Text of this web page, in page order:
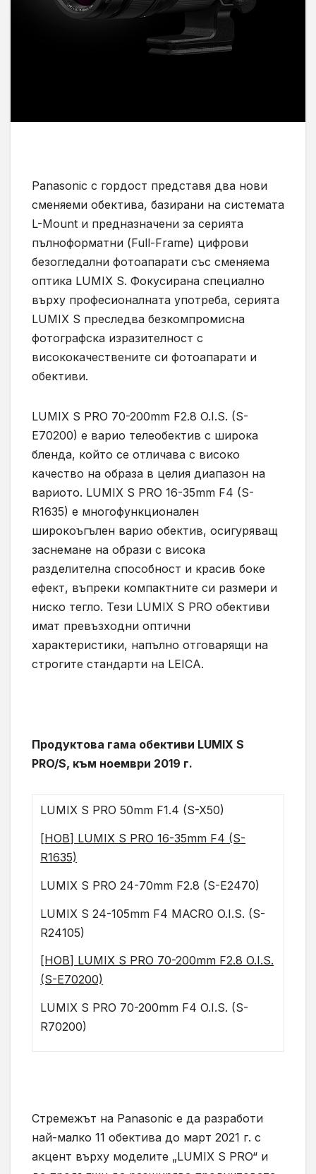
Panasonic с гордост представя два нови
сменяеми обектива, базирани на системата
L-Mount и предназначени за серията
пълноформатни (Full-Frame) цифрови
безогледални фотоапарати със сменяема
оптика LUMIX S. Фокусирана специално
върху професионалната употреба, серията
LUMIX S преследва безкомпромисна
фотографска изразителност с
висококачествените си фотоапарати и
обективи.
LUMIX S PRO 70-200mm F2.8 O.I.S. (S-
E70200) е варио телеобектив с широка
бленда, който се отличава с високо
качество на образа в целия диапазон на
вариото. LUMIX S PRO 16-35mm F4 (S-
R1635) е многофункционален
широкоъгълен варио обектив, осигуряващ
заснемане на образи с висока
разделителна способност и красив боке
ефект, въпреки компактните си размери и
ниско тегло. Тези LUMIX S PRO обективи
имат превъзходни оптични
характеристики, напълно отговарящи на
строгите стандарти на LEICA.
Продуктова гама обективи LUMIX S
PRO/S, към ноември 2019 г.
LUMIX S PRO 50mm F1.4 (S-X50)
[НОВ] LUMIX S PRO 16-35mm F4 (S-
R1635)
LUMIX S PRO 24-70mm F2.8 (S-E2470)
LUMIX S 24-105mm F4 MACRO O.I.S. (S-
R24105)
[НОВ] LUMIX S PRO 70-200mm F2.8 O.I.S.
(S-E70200)
LUMIX S PRO 70-200mm F4 O.I.S. (S-
R70200)
Стремежът на Panasonic е да разработи
най-малко 11 обектива до март 2021 г. с
акцент върху моделите „LUMIX S PRO“ и